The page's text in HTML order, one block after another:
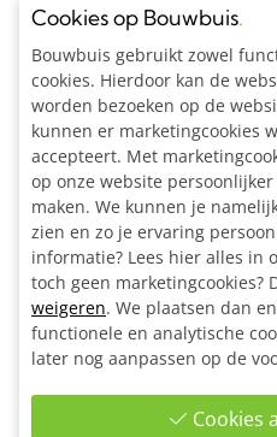
Inclusief:
Alle materialen op maat
2x Ronde wand/plafond/
2x Kniestuk zwart Ø 26,9
1x Inbussleutel voor
Bouwtekening
Ook
Misschien komen één
producten jouw
Cookies op Bouwbuis.
Bouwbuis gebruikt zowel
cookies. Hierdoor kan de
worden bezoeken op de
kunnen er marketingcookies
accepteert. Met
op onze website
maken. We kunnen je
zien en zo je ervaring
informatie? Lees hier alles in
toch geen marketingcookies?
weigeren. We plaatsen dan
functionele en analytische
later nog aanpassen op de
Cookies